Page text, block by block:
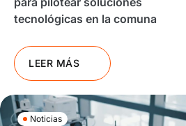
tecnológicas en la comuna
LEER MÁS
Noticias